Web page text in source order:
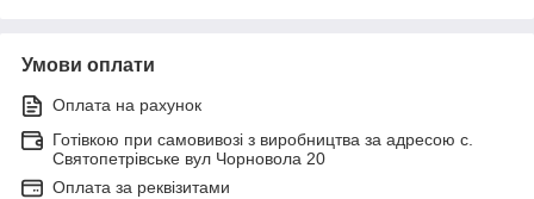
Умови оплати
Оплата на рахунок
Готівкою при самовивозі з виробництва за адресою с.
Святопетрівське вул Чорновола 20
Оплата за реквізитами